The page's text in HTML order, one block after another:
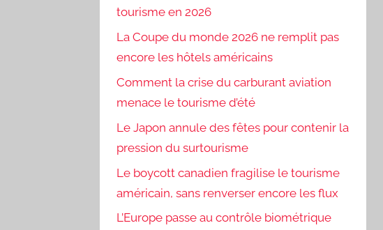
tourisme en 2026
La Coupe du monde 2026 ne remplit pas
encore les hôtels américains
Comment la crise du carburant aviation
menace le tourisme d’été
Le Japon annule des fêtes pour contenir la
pression du surtourisme
Le boycott canadien fragilise le tourisme
américain, sans renverser encore les flux
L’Europe passe au contrôle biométrique